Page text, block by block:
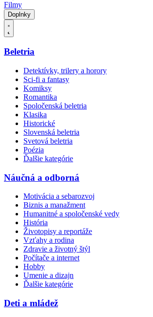
Filmy
Doplnky
Beletria
Detektívky, trilery a horory
Sci-fi a fantasy
Komiksy
Romantika
Spoločenská beletria
Klasika
Historické
Slovenská beletria
Svetová beletria
Poézia
Ďalšie kategórie
Náučná a odborná
Motivácia a sebarozvoj
Biznis a manažment
Humanitné a spoločenské vedy
História
Životopisy a reportáže
Vzťahy a rodina
Zdravie a životný štýl
Počítače a internet
Hobby
Umenie a dizajn
Ďalšie kategórie
Deti a mládež